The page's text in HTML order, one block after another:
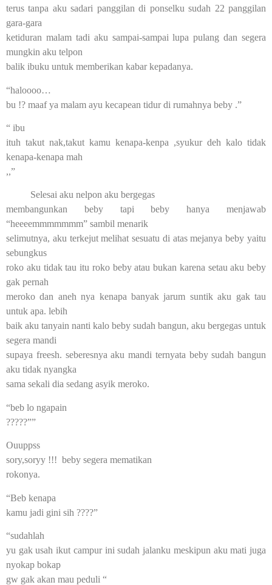
terus tanpa aku sadari panggilan di ponselku sudah 22 panggilan
gara-gara
ketiduran malam tadi aku sampai-sampai lupa pulang dan segera
mungkin aku telpon
balik ibuku untuk memberikan kabar kepadanya.
“haloooo…
bu !? maaf ya malam ayu kecapean tidur di rumahnya beby .”
“ ibu
ituh takut nak,takut kamu kenapa-kenpa ,syukur deh kalo tidak
kenapa-kenapa mah
,,”
Selesai aku nelpon aku bergegas
membangunkan beby tapi beby hanya menjawab
“heeeemmmmmmm” sambil menarik
selimutnya, aku terkejut melihat sesuatu di atas mejanya beby yaitu
sebungkus
roko aku tidak tau itu roko beby atau bukan karena setau aku beby
gak pernah
meroko dan aneh nya kenapa banyak jarum suntik aku gak tau
untuk apa. lebih
baik aku tanyain nanti kalo beby sudah bangun, aku bergegas untuk
segera mandi
supaya freesh. seberesnya aku mandi ternyata beby sudah bangun
aku tidak nyangka
sama sekali dia sedang asyik meroko.
“beb lo ngapain
?????””
Ouuppss
sory,soryy !!! beby segera mematikan
rokonya.
“Beb kenapa
kamu jadi gini sih ????”
“sudahlah
yu gak usah ikut campur ini sudah jalanku meskipun aku mati juga
nyokap bokap
gw gak akan mau peduli “